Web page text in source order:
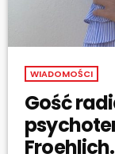
WIADOMOŚCI
Gość